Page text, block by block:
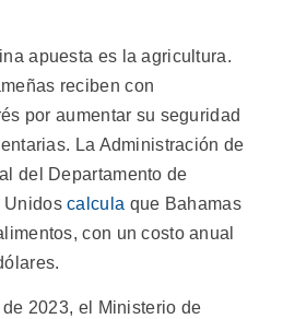
apuesta es la agricultura.
reciben con
por aumentar su seguridad
La Administración de
del Departamento de
Unidoscalcula que Bahamas
con un costo anual
2023, el Ministerio de